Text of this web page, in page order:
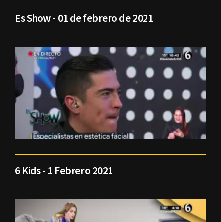
Es Show - 01 de febrero de 2021
6 Kids - 1 Febrero 2021